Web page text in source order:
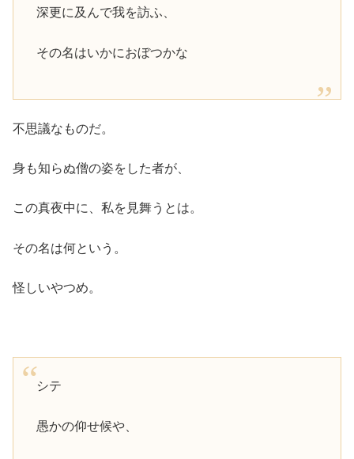
深更に及んで我を訪ふ、
その名はいかにおぼつかな
不思議なものだ。
身も知らぬ僧の姿をした者が、
この真夜中に、私を見舞うとは。
その名は何という。
怪しいやつめ。
シテ
愚かの仰せ候や、